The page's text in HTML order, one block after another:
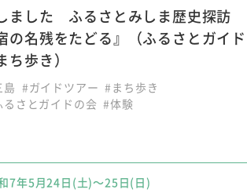
ました ふるさとみしま歴史探訪
の名残をたどる』（ふるさとガイド
ち歩き）
島 #ガイドツアー #まち歩き
さとガイドの会 #体験
7年5月24日(土)～25日(日)